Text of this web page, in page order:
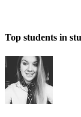
Top students in